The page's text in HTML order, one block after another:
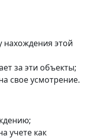
нахождения этой
за эти объекты;
свое усмотрение.
учете как